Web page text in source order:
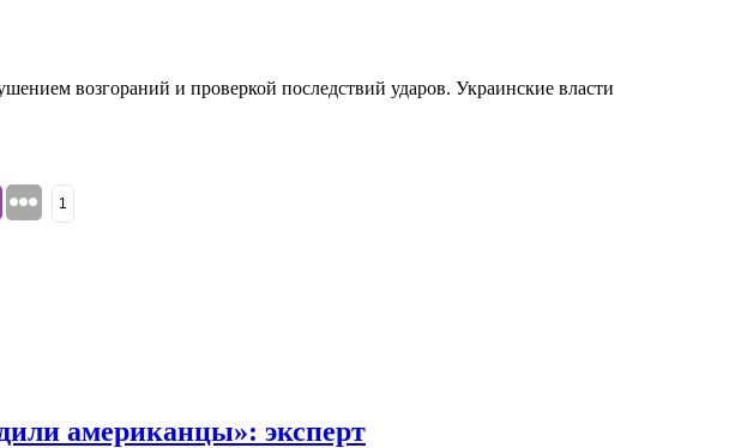
возгораний и проверкой последствий ударов. Украинские власти
1
американцы»: эксперт